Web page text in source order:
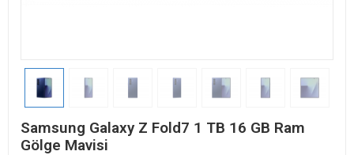
Samsung Galaxy Z Fold7 1 TB 16 GB Ram
Gölge Mavisi